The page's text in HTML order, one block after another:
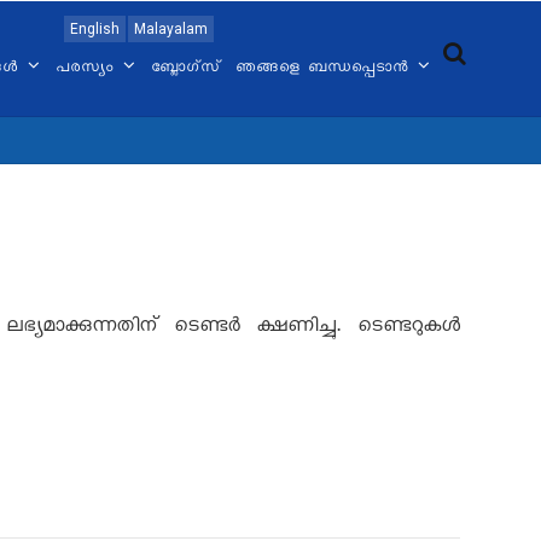
English Malayalam
പരസ്യം ബ്ലോഗ്സ് ഞങ്ങളെ ബന്ധപ്പെടാൻ
ടെണ്ടര്‍ ക്ഷണിച്ചു. ടെണ്ടറുകള്‍